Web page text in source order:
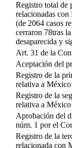
Registro total de
relacionadas
(de 2064 casos
cerraron 78tras
desaparecida y
Art. 31 de la
Aceptación del
Registro de la
relativa a México
Registro de la
relativa a México
Aprobación del
núm. 1 por el
Registro de la
relacionada con